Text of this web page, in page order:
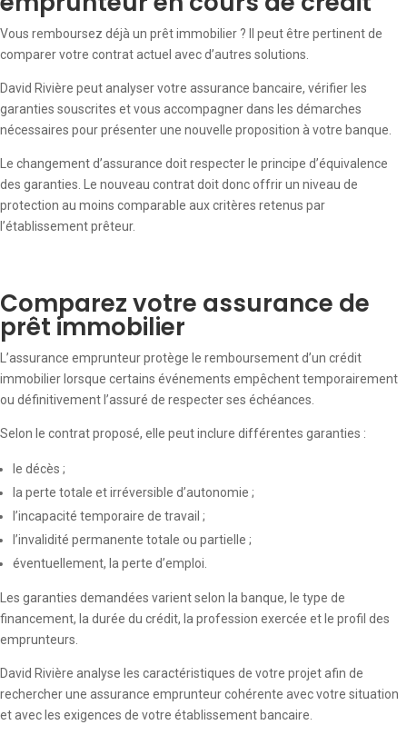
Vous remboursez déjà un prêt immobilier ? Il peut être pertinent de
comparer votre contrat actuel avec d’autres solutions.
David Rivière peut analyser votre assurance bancaire, vérifier les
garanties souscrites et vous accompagner dans les démarches
nécessaires pour présenter une nouvelle proposition à votre banque.
Le changement d’assurance doit respecter le principe d’équivalence
des garanties. Le nouveau contrat doit donc offrir un niveau de
protection au moins comparable aux critères retenus par
l’établissement prêteur.
Comparez votre assurance de
prêt immobilier
L’assurance emprunteur protège le remboursement d’un crédit
immobilier lorsque certains événements empêchent temporairement
ou définitivement l’assuré de respecter ses échéances.
Selon le contrat proposé, elle peut inclure différentes garanties :
le décès ;
la perte totale et irréversible d’autonomie ;
l’incapacité temporaire de travail ;
l’invalidité permanente totale ou partielle ;
éventuellement, la perte d’emploi.
Les garanties demandées varient selon la banque, le type de
financement, la durée du crédit, la profession exercée et le profil des
emprunteurs.
David Rivière analyse les caractéristiques de votre projet afin de
rechercher une assurance emprunteur cohérente avec votre situation
et avec les exigences de votre établissement bancaire.